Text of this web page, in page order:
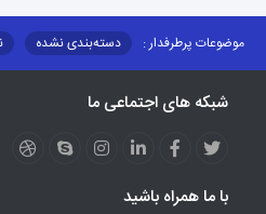
موضوعات پرطرفدار : دسته‌بندی نشده
مزایدات و مناقصات
محتوای کانون توسعه
عملکردها
عشایر استان
طرح و برنامه
روند ساماندهی عشایر داوطلب اسکان
شبکه های اجتماعی ما
با ما همراه باشید